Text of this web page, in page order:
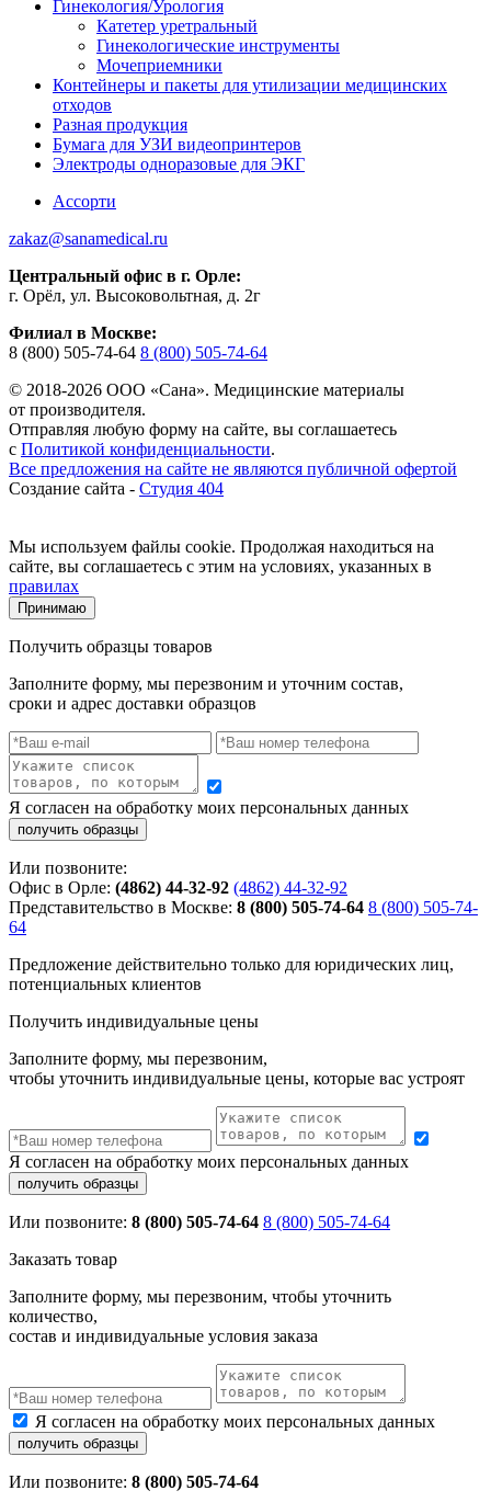
Гинекология/Урология
Катетер уретральный
Гинекологические инструменты
Мочеприемники
Контейнеры и пакеты для утилизации медицинских
отходов
Разная продукция
Бумага для УЗИ видеопринтеров
Электроды одноразовые для ЭКГ
Ассорти
zakaz@sanamedical.ru
Центральный офис в г. Орле:
г. Орёл, ул. Высоковольтная, д. 2г
Филиал в Москве:
8 (800) 505-74-64 8 (800) 505-74-64
© 2018-2026 ООО «Сана». Медицинские материалы
от производителя.
Отправляя любую форму на сайте, вы соглашаетесь
с Политикой конфиденциальности.
Все предложения на сайте не являются публичной офертой
Создание сайта - Студия 404
Мы используем файлы cookie. Продолжая находиться на
сайте, вы соглашаетесь с этим на условиях, указанных в
правилах
Принимаю
Получить образцы товаров
Заполните форму, мы перезвоним и уточним состав,
сроки и адрес доставки образцов
Я согласен на обработку моих персональных данных
Или позвоните:
Офис в Орле: (4862) 44-32-92 (4862) 44-32-92
Представительство в Москве: 8 (800) 505-74-64 8 (800) 505-74-
64
Предложение действительно только для юридических лиц,
потенциальных клиентов
Получить индивидуальные цены
Заполните форму, мы перезвоним,
чтобы уточнить индивидуальные цены, которые вас устроят
Я согласен на обработку моих персональных данных
Или позвоните: 8 (800) 505-74-64 8 (800) 505-74-64
Заказать товар
Заполните форму, мы перезвоним, чтобы уточнить
количество,
состав и индивидуальные условия заказа
Я согласен на обработку моих персональных данных
Или позвоните: 8 (800) 505-74-64